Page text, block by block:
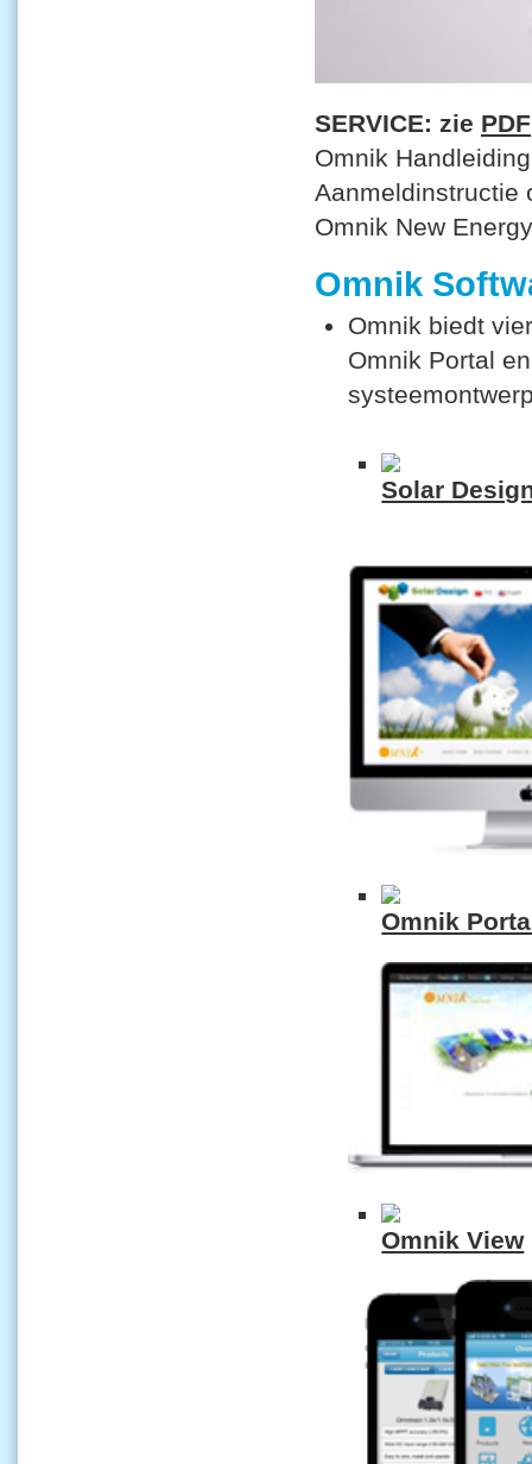
SERVICE: zie PDF
Omnik
Aanmeldinstructie
Omnik New
Omnik
Omnik biedt
Omnik Portal
Solar
Omnik
Omnik View